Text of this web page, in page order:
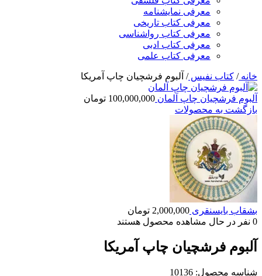
معرفی نمایشنامه
معرفی کتاب تاریخی
معرفی کتاب رواشناسی
معرفی کتاب ادبی
معرفی کتاب علمی
خانه/ کتاب نفیس/ آلبوم فرشچیان چاپ آمریکا
آلبوم فرشچیان چاپ آلمان 100,000,000 تومان
بازگشت به محصولات
بشقاب بایسنقری 2,000,000 تومان
0 نفر در حال مشاهده محصول هستند
آلبوم فرشچیان چاپ آمریکا
شناسه محصول: 10136